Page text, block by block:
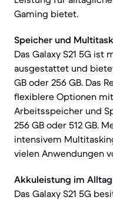
Gaming bietet.
Speicher und
Das Galaxy S21 5G
ausgestattet und
GB oder 256 GB. Das
flexiblere Optionen mit
Arbeitsspeicher und
256 GB oder 512 GB.
intensivem
vielen Anwendungen
Akkuleistung im
Das Galaxy S21 5G